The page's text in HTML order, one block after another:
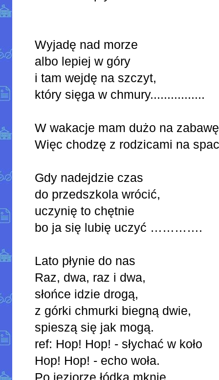
Wyjadę nad morze
albo lepiej w góry
i tam wejdę na szczyt,
który sięga w chmury................
W wakacje mam dużo na
Więc chodzę z rodzicami na
Gdy nadejdzie czas
do przedszkola wrócić,
uczynię to chętnie
bo ja się lubię uczyć ………….
Lato płynie do nas
Raz, dwa, raz i dwa,
słońce idzie drogą,
z górki chmurki biegną dwie,
spieszą się jak mogą.
ref: Hop! Hop! - słychać w koło
Hop! Hop! - echo woła.
Po jeziorze łódka mknie